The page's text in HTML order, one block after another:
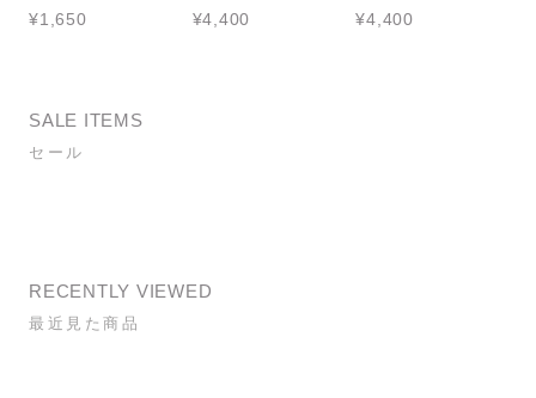
¥1,650
¥4,400
¥4,400
SALE ITEMS
セール
RECENTLY VIEWED
最近見た商品